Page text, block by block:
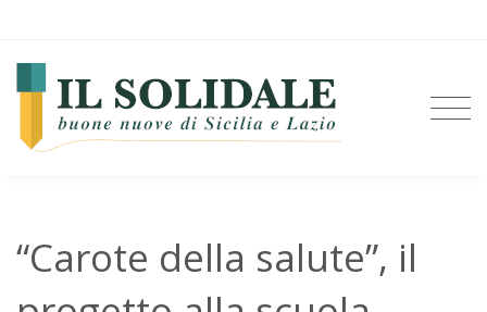
“Carote della salute”, il